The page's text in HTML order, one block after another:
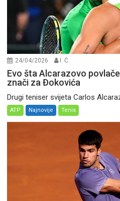
24/04/2026 I. Ć.
Evo šta Alcarazovo
znači za Đokovića
Drugi teniser svijeta Carlos
ATP Najnovije Tenis